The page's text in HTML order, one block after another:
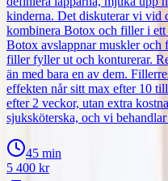
kinderna. Det diskuterar vi vid
kombinera Botox och filler i ett
Botox avslappnar muskler och
filler fyller ut och konturerar.
än med bara en av dem.
effekten når sitt max efter 10
efter 2 veckor, utan extra
sjuksköterska, och vi
45 min
5 400 kr